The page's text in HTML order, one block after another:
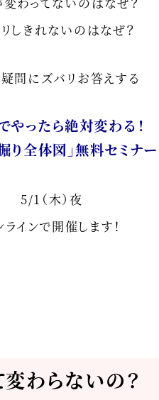
リしきれないのはなぜ？
問にズバリお答えする
やったら絶対変わる！
り全体図」無料セミナー
5/1（木）夜
ラインで開催します！
変わらないの？